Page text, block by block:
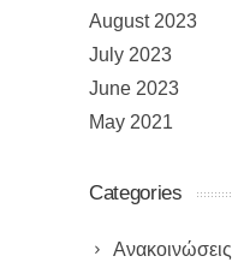
August 2023
July 2023
June 2023
May 2021
Categories
Ανακοινώσεις